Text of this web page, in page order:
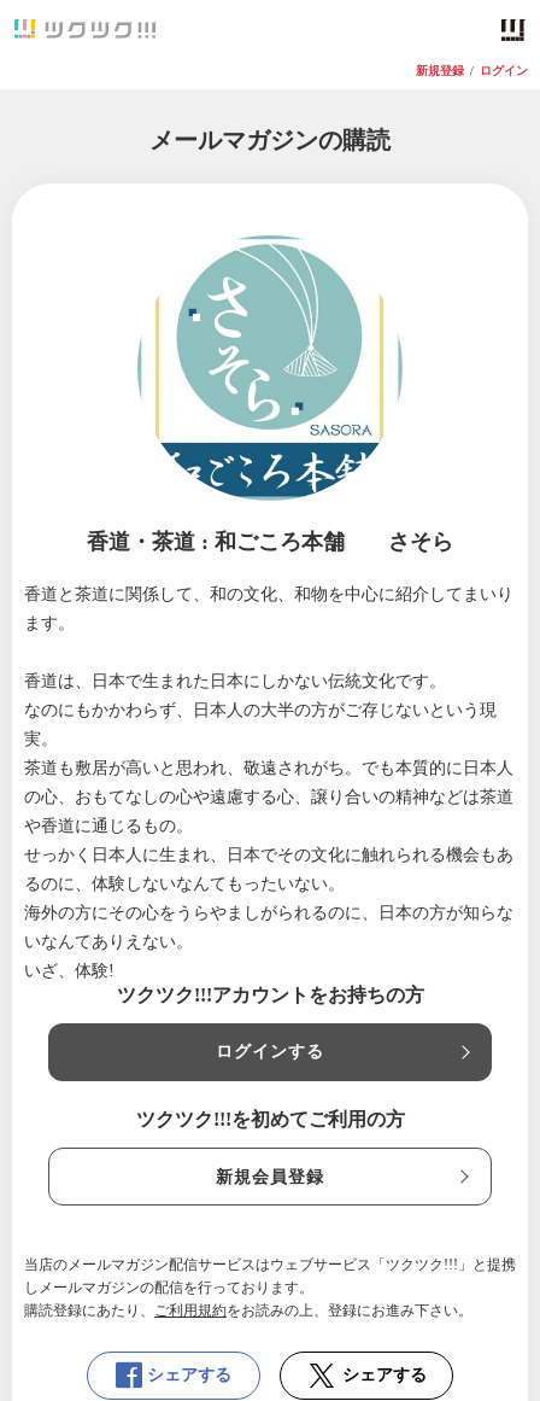
新規登録 / ログイン
メールマガジンの購読
香道・茶道 : 和ごころ本舗 さそら
香道と茶道に関係して、和の文化、和物を中心に紹介してまいり
ます。
香道は、日本で生まれた日本にしかない伝統文化です。
なのにもかかわらず、日本人の大半の方がご存じないという現
実。
茶道も敷居が高いと思われ、敬遠されがち。でも本質的に日本人
の心、おもてなしの心や遠慮する心、譲り合いの精神などは茶道
や香道に通じるもの。
せっかく日本人に生まれ、日本でその文化に触れられる機会もあ
るのに、体験しないなんてもったいない。
海外の方にその心をうらやましがられるのに、日本の方が知らな
いなんてありえない。
いざ、体験!
ツクツク!!!アカウントをお持ちの方
ログインする
ツクツク!!!を初めてご利用の方
新規会員登録
当店のメールマガジン配信サービスはウェブサービス「ツクツク!!!」と提携
しメールマガジンの配信を行っております。
購読登録にあたり、 ご利用規約をお読みの上、登録にお進み下さい。
シェアする シェアする